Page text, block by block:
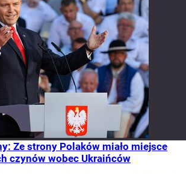
Ze strony Polaków miało miejsce
czynów wobec Ukraińców